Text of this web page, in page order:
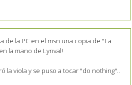
de la PC en el msn una copia de "La
la mano de Lynval!
la viola y se puso a tocar "do nothing"..